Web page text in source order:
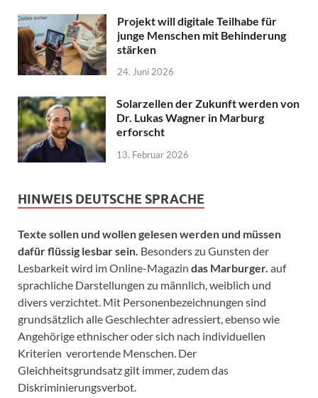
Projekt will digitale Teilhabe für
junge Menschen mit Behinderung
stärken
24. Juni 2026
Solarzellen der Zukunft werden von
Dr. Lukas Wagner in Marburg
erforscht
13. Februar 2026
HINWEIS DEUTSCHE SPRACHE
Texte sollen und wollen gelesen werden und müssen
dafür flüssig lesbar sein. Besonders zu Gunsten der
Lesbarkeit wird im Online-Magazin das Marburger. auf
sprachliche Darstellungen zu männlich, weiblich und
divers verzichtet. Mit Personenbezeichnungen sind
grundsätzlich alle Geschlechter adressiert, ebenso wie
Angehörige ethnischer oder sich nach individuellen
Kriterien verortende Menschen. Der
Gleichheitsgrundsatz gilt immer, zudem das
Diskriminierungsverbot.